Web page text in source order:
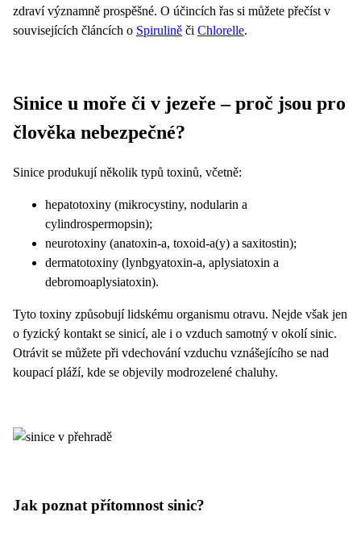
zdraví významně prospěšné. O účincích řas si můžete přečíst v
souvisejících článcích o Spirulině či Chlorelle.
Sinice u moře či v jezeře – proč jsou pro
člověka nebezpečné?
Sinice produkují několik typů toxinů, včetně:
hepatotoxiny (mikrocystiny, nodularin a
cylindrospermopsin);
neurotoxiny (anatoxin-a, toxoid-a(y) a saxitostin);
dermatotoxiny (lynbgyatoxin-a, aplysiatoxin a
debromoaplysiatoxin).
Tyto toxiny způsobují lidskému organismu otravu. Nejde však jen
o fyzický kontakt se sinicí, ale i o vzduch samotný v okolí sinic.
Otrávit se můžete při vdechování vzduchu vznášejícího se nad
koupací pláží, kde se objevily modrozelené chaluhy.
Jak poznat přítomnost sinic?